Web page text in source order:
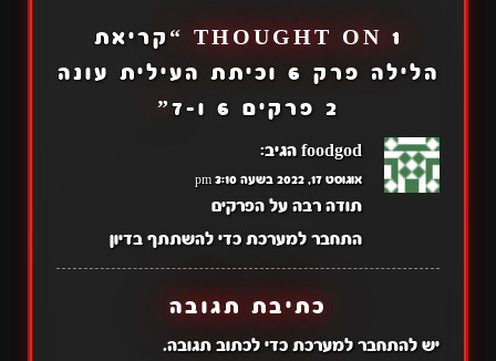
1 THOUGHT ON “
קריאת
הלילה פרק 6 וכיתת העילית עונה
2 פרקים 6 ו-7
”
foodgod הגיב:
אוגוסט 17, 2022 בשעה 3:10 pm
תודה רבה על הפרקים
התחבר למערכת כדי להשתתף בדיון
כתיבת תגובה
יש להתחבר למערכתכדי לכתוב תגובה.